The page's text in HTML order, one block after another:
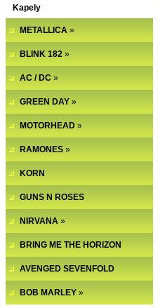
Kapely
METALLICA »
BLINK 182 »
AC / DC »
GREEN DAY »
MOTORHEAD »
RAMONES »
KORN
GUNS N ROSES
NIRVANA »
BRING ME THE HORIZON
AVENGED SEVENFOLD
BOB MARLEY »